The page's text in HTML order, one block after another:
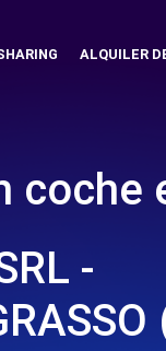
ALQUILER
coche
-